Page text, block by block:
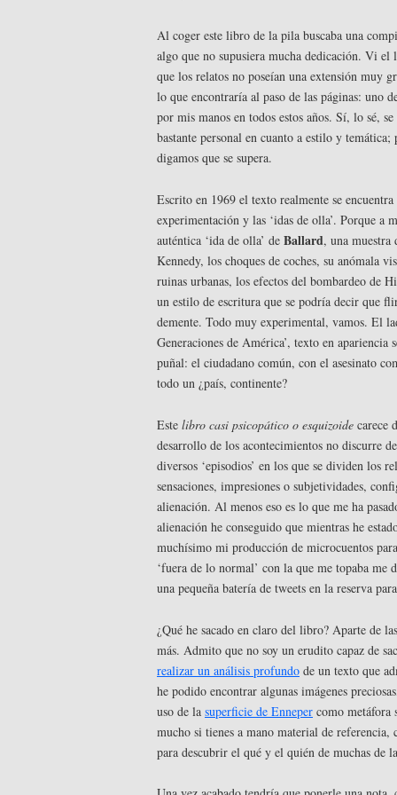
Al coger este libro de la pila buscaba una
algo que no supusiera mucha dedicación. Vi
que los relatos no poseían una extensión muy
lo que encontraría al paso de las páginas: uno
por mis manos en todos estos años. Sí, lo sé,
bastante personal en cuanto a estilo y temática;
digamos que se supera.
Escrito en 1969 el texto realmente se
experimentación y las ‘idas de olla’. Porque a
auténtica ‘ida de olla’ de Ballard, una muestra
Kennedy, los choques de coches, su anómala
ruinas urbanas, los efectos del bombardeo de
un estilo de escritura que se podría decir que
demente. Todo muy experimental, vamos. El
Generaciones de América’, texto en apariencia
puñal: el ciudadano común, con el asesinato
todo un ¿país, continente?
Este libro casi psicopático o esquizoide carece
desarrollo de los acontecimientos no discurre
diversos ‘episodios’ en los que se dividen los
sensaciones, impresiones o subjetividades,
alienación. Al menos eso es lo que me ha
alienación he conseguido que mientras he
muchísimo mi producción de microcuentos para
‘fuera de lo normal’ con la que me topaba me
una pequeña batería de tweets en la reserva
¿Qué he sacado en claro del libro? Aparte de
más. Admito que no soy un erudito capaz de
realizar un análisis profundo de un texto que
he podido encontrar algunas imágenes
uso de la superficie de Enneper como
mucho si tienes a mano material de
para descubrir el qué y el quién de muchas de